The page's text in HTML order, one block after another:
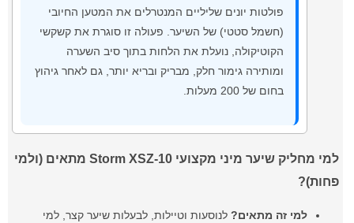
פולטות יונים שליליים המנטרלים את המטען החיובי
(חשמל סטטי) של השיער. פעולה זו סוגרת את קשקשי
הקוטיקולה, נועלת את הלחות בתוך סיב השערה
ומותירה גימור חלק, מבריק ובריא יותר, גם לאחר גיהוץ
בחום של 200 מעלות.
למי מחליק שיער מיני מקצועי Storm XSZ-10 מתאים (ולמי
פחות)?
למי זה מתאים? לנוסעות וטיילות, לבעלות שיער קצר, למי